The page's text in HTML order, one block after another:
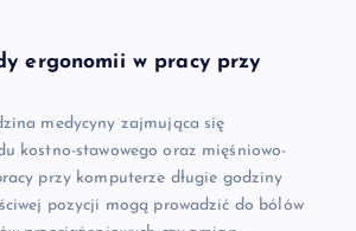
ergonomii w pracy przy
medycyny zajmująca się
kostno-stawowego oraz mięśniowo-
przy komputerze długie godziny
pozycji mogą prowadzić do bólów